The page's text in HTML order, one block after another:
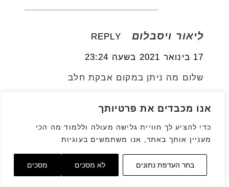
אנו מכבדים את פרטיותך
כדי להציע לך חוויית גלישה מעולה וללמוד מה הכי
מעניין אותך באתר, אנו משתמשים בעוגיות
בחר העדפת נתונים לא מסכים מסכים
ליאור ויסבלום REPLY
17 בינואר 2021 בשעה 23:24
שלום מה ניתן במקום אבקת חלב
יהודית אביב הלוחשת לאוכל
REPLY
19 בינואר 2021 בשעה 0:15
גלילה